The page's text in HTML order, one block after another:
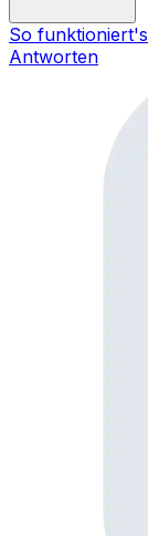
So funktioniert's
Antworten